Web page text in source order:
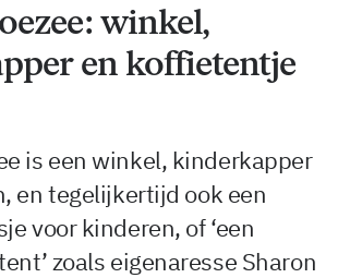
winkel,
en koffietentje
is een winkel, kinderkapper
en tegelijkertijd ook een
voor kinderen, of ‘een
zoals eigenaresse Sharon